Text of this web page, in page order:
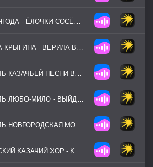
СЛАДКА ЯГОДА - ЁЛОЧКИ-СОСЁНОЧКИ
НАДЕЖДА КРЫГИНА - ВЕРИЛА-ВЕРЮ
АНСАМБЛЬ КАЗАЧЬЕЙ ПЕСНИ ВОЛЬНЫЙ ДОН - СМУГЛЯНКА
АНСАМБЛЬ ЛЮБО-МИЛО - ВЫЙДУ НА УЛИЦУ
АНСАМБЛЬ НОВГОРОДСКАЯ МОЗАИКА - ДЕРЕВЕНЬКА МОЯ
МОСКОВСКИЙ КАЗАЧИЙ ХОР - КАКИМ ТЫ БЫЛ